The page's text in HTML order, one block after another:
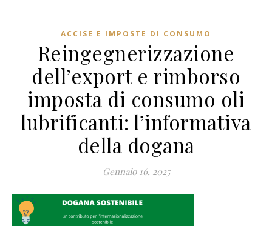
ACCISE E IMPOSTE DI CONSUMO
Reingegnerizzazione
dell’export e rimborso
imposta di consumo oli
lubrificanti: l’informativa
della dogana
Gennaio 16, 2025